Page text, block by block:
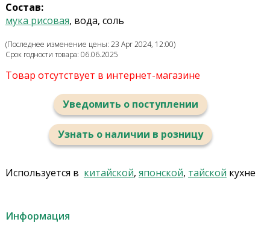
Состав:
мука рисовая, вода, соль
(Последнее изменение цены: 23 Apr 2024, 12:00)
Срок годности товара: 06.06.2025
Товар отсутствует в интернет-магазине
Уведомить о поступлении
Узнать о наличии в розницу
Используется в китайской, японской, тайской кухне
Информация